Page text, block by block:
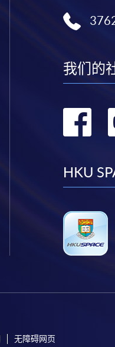
我们的
HKU
无障碍网页